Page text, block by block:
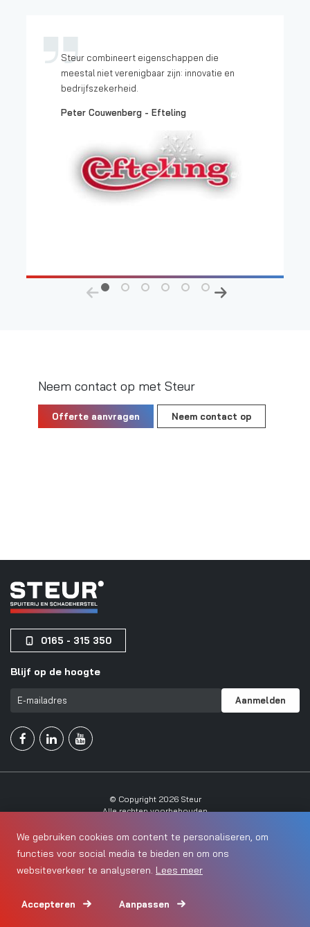
We gebruiken cookies om content te personaliseren, om
functies voor social media te bieden en om ons
websiteverkeer te analyseren. Lees meer
Accepteren Aanpassen
0165 - 315 350
Steur combineert eigenschappen die
meestal niet verenigbaar zijn: innovatie en
bedrijfszekerheid.
Peter Couwenberg - Efteling
Neem contact op met Steur
Offerte aanvragen Neem contact op
0165 - 315 350
Blijf op de hoogte
Aanmelden
  
© Copyright 2026 Steur
Alle rechten voorbehouden
Algemene voorwaarden
Sitemap